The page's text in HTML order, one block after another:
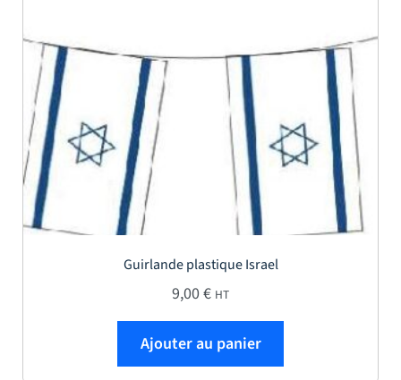
Guirlande plastique Israel
9,00€ HT
Ajouter au panier